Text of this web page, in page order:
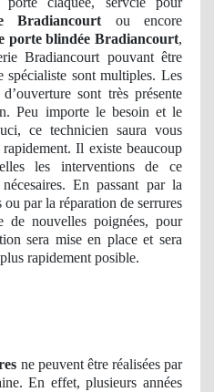
Bradiancourt ou encore
porte blindée Bradiancourt,
Bradiancourt pouvant être
spécialiste sont multiples. Les
sont très présente
Peu importe le besoin et le
ce technicien saura vous
Il existe beaucoup
les interventions de ce
En passant par la
par la réparation de serrures
de nouvelles poignées, pour
sera mise en place et sera
rapidement posible.
ne peuvent être réalisées par
En effet, plusieurs années